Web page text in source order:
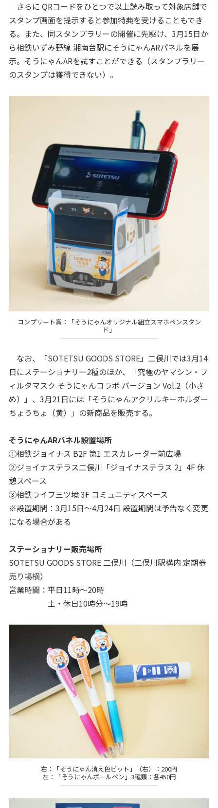
さらに QRコードをひとつで以上読み取って対象店舗で
スタンプ画面を提示すると参加特典を受けることもでき
る。また、同スタンプラリーの開催に先駆け、3月15日か
ら相鉄いずみ野線 湘南台駅にそうにゃんARパネルを展
示。そうにゃんARを試すことができる（スタンプラリー
のスタンプは獲得できない）。
コンプリート賞：「そうにゃんオリジナル組立スマホペンスタン
ド」
なお、「SOTETSU GOODS STORE」二俣川では3月14
日にステーショナリー2種のほか、「究極のヤマシン・フ
ィルタマスク そうにゃんコラボ バージョン Vol.2（小さ
め）」、3月21日には「そうにゃんアクリルキーホルダー
ちょうちょ（黄）」の新商品を販売する。
そうにゃんARパネル設置場所
①相鉄ジョイナス B2F 第1 エスカレーター前広場
②ジョイナステラス二俣川「ジョイナステラス 2」4F 休
憩スペース
③相鉄ライフ三ツ境 3F コミュニティスペース
※設置期間：3月15日～4月24日 設置期間は予告なく変更
になる場合がある
ステーショナリー販売場所
SOTETSU GOODS STORE 二俣川（二俣川駅構内 定期券
売り場横）
営業時間：平日11時～20時
土・休日10時分～19時
右：「そうにゃん消え色ピット」（右）：200円
左：「そうにゃんボールペン」3種類：各450円